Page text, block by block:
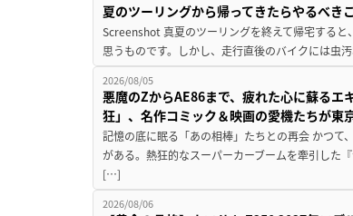
夏のツーリングから帰ってきたらやるべき
Screenshot 真夏のツーリングを終えて帰宅する
思うものです。しかし、走行直後のバイクには虫
2026/08/05
悪魔のZからAE86まで、疲れた心に蘇るエ
狂」、名作コミック＆映画の愛機たちが東
記憶の底に眠る「あの相棒」たちとの再会 かつて
がある。熱狂的なスーパーカーブームを牽引した
[…]
2026/08/06